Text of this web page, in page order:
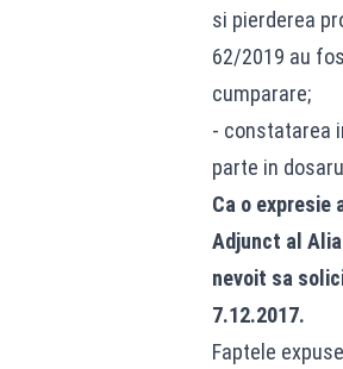
si pierderea
62/2019 au
cumparare;
- constatarea
parte in
Ca o expresie
Adjunct al
nevoit sa
7.12.2017.
Faptele